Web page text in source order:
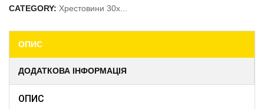
CATEGORY: Хрестовини 30x...
ОПИС
ДОДАТКОВА ІНФОРМАЦІЯ
ОПИС